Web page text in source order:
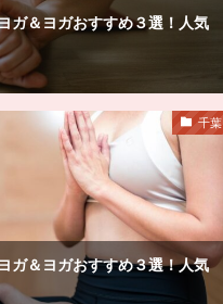
ガ＆ヨガおすすめ３選！人気
千葉
ガ＆ヨガおすすめ３選！人気